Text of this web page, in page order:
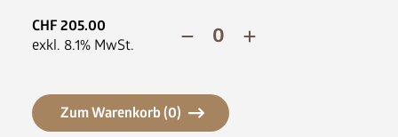
CHF 205.00
exkl. 8.1% MwSt.
Zum Warenkorb (0)